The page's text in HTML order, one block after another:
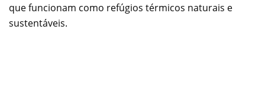
que funcionam como refúgios térmicos naturais e
sustentáveis.